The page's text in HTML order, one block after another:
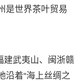
是世界茶叶贸易
建武夷山、闽浙赣
沿着“海上丝绸之